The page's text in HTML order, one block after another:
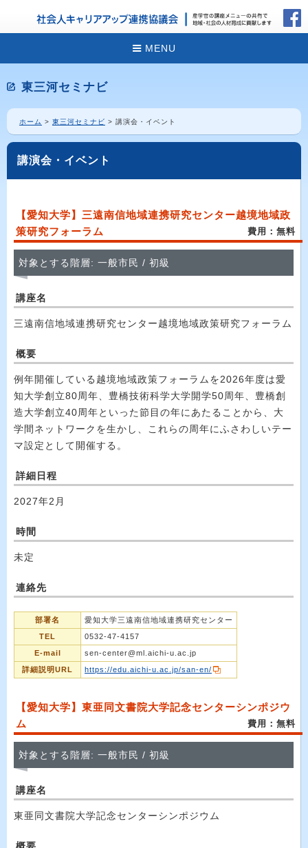
MENU
東三河セミナビ
ホーム > 東三河セミナビ > 講演会・イベント
講演会・イベント
【愛知大学】三遠南信地域連携研究センター越境地域政
策研究フォーラム
費用：無料
対象とする階層: 一般市民 / 初級
講座名
三遠南信地域連携研究センター越境地域政策研究フォーラム
概要
例年開催している越境地域政策フォーラムを2026年度は愛
知大学創立80周年、豊橋技術科学大学開学50周年、豊橋創
造大学創立40周年といった節目の年にあたることから、大
学間ネットワークを生かし、これらの周年にふさわしいテー
マ設定として開催する。
詳細日程
2027年2月
時間
未定
連絡先
部署名
愛知大学三遠南信地域連携研究センター
TEL
0532-47-4157
E-mail
sen-center@ml.aichi-u.ac.jp
詳細説明URL
https://edu.aichi-u.ac.jp/san-en/
【愛知大学】東亜同文書院大学記念センターシンポジウ
ム
費用：無料
対象とする階層: 一般市民 / 初級
講座名
東亜同文書院大学記念センターシンポジウム